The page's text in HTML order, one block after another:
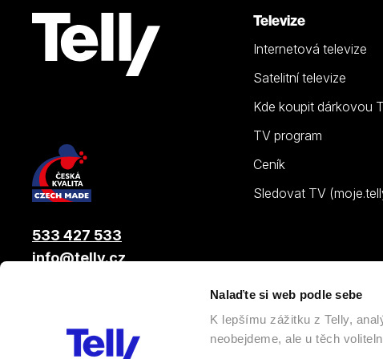
Nalaďte si web podle sebe
K lepšímu zážitku z Telly,
neobejdeme, ale u těch
Televize
Internetová televize
Satelitní televize
Kde koupit dárkovou
TV program
Ceník
Sledovat TV
533 427 533
info@telly.cz
, člen skupiny LAMA ENERGY